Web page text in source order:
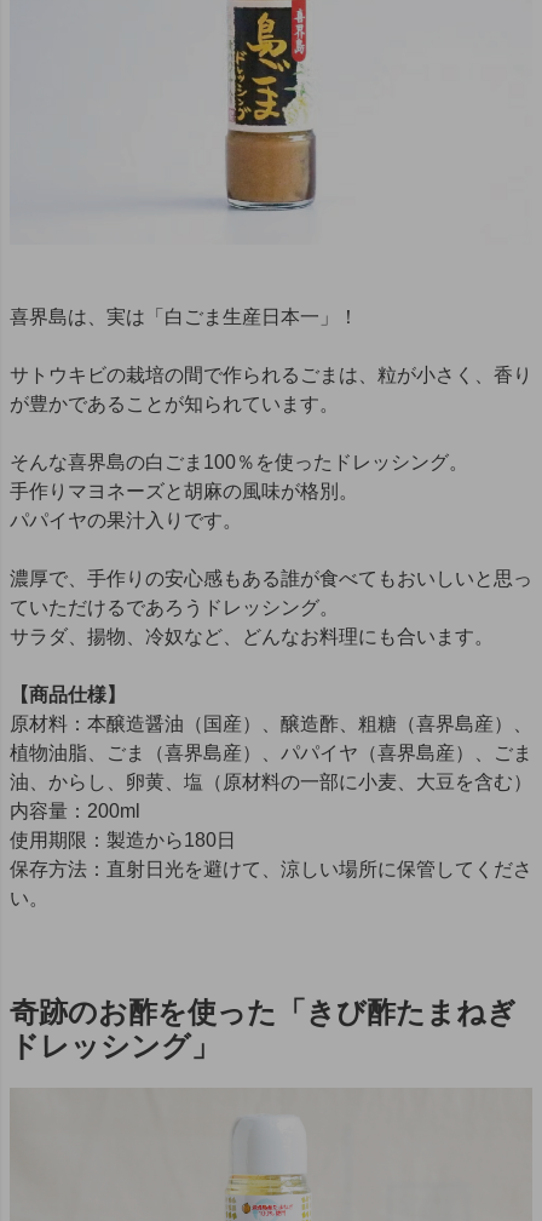
喜界島は、実は「白ごま生産日本一」！
サトウキビの栽培の間で作られるごまは、粒が小さく、香り
が豊かであることが知られています。
そんな喜界島の白ごま100％を使ったドレッシング。
手作りマヨネーズと胡麻の風味が格別。
パパイヤの果汁入りです。
濃厚で、手作りの安心感もある誰が食べてもおいしいと思っ
ていただけるであろうドレッシング。
サラダ、揚物、冷奴など、どんなお料理にも合います。
【商品仕様】
原材料：本醸造醤油（国産）、醸造酢、粗糖（喜界島産）、
植物油脂、ごま（喜界島産）、パパイヤ（喜界島産）、ごま
油、からし、卵黄、塩（原材料の一部に小麦、大豆を含む）
内容量：200ml
使用期限：製造から180日
保存方法：直射日光を避けて、涼しい場所に保管してくださ
い。
奇跡のお酢を使った「きび酢たまねぎ
ドレッシング」